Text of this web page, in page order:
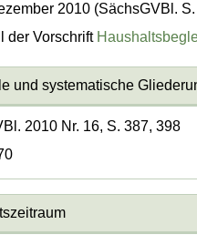
2010 (SächsGVBl.
der Vorschrift
und systematische
2010 Nr. 16, S. 387, 398